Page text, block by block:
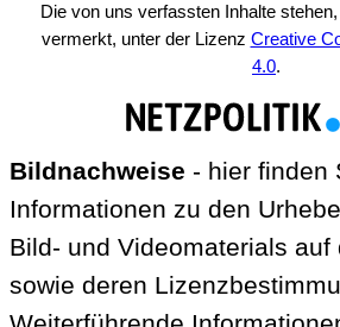
Die von uns verfassten Inhalte
vermerkt, unter der Lizenz Creative
4.0.
Bildnachweise - hier finden
Informationen zu den
Bild- und Videomaterials auf
sowie deren